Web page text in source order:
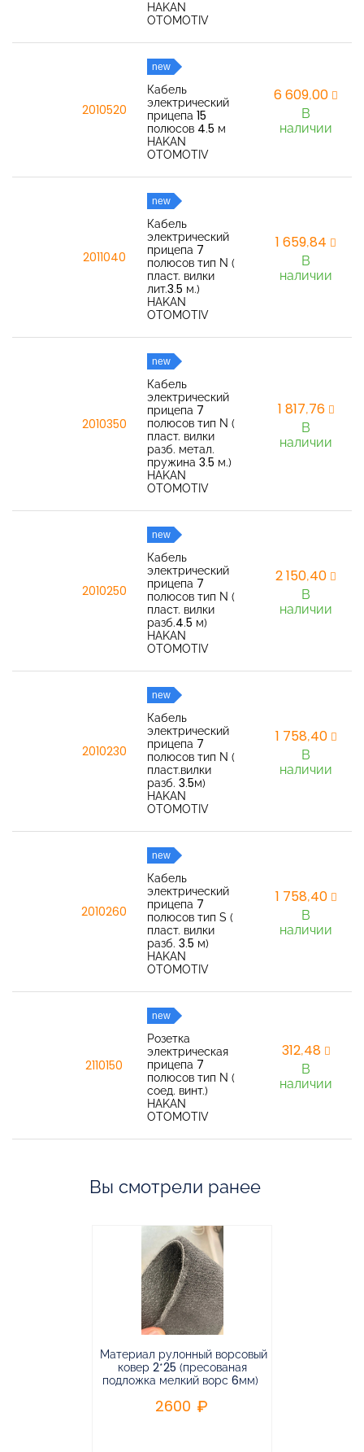
HAKAN
OTOMOTIV
2010520
new
Кабель
электрический
прицепа 15
полюсов 4.5 м
HAKAN
OTOMOTIV
6 609,00
В
наличии
2011040
new
Кабель
электрический
прицепа 7
полюсов тип N (
пласт. вилки
лит.3.5 м.)
HAKAN
OTOMOTIV
1 659,84
В
наличии
2010350
new
Кабель
электрический
прицепа 7
полюсов тип N (
пласт. вилки
разб. метал.
пружина 3.5 м.)
HAKAN
OTOMOTIV
1 817,76
В
наличии
2010250
new
Кабель
электрический
прицепа 7
полюсов тип N (
пласт. вилки
разб.4.5 м)
HAKAN
OTOMOTIV
2 150,40
В
наличии
2010230
new
Кабель
электрический
прицепа 7
полюсов тип N (
пласт.вилки
разб. 3.5м)
HAKAN
OTOMOTIV
1 758,40
В
наличии
2010260
new
Кабель
электрический
прицепа 7
полюсов тип S (
пласт. вилки
разб. 3.5 м)
HAKAN
OTOMOTIV
1 758,40
В
наличии
2110150
new
Розетка
электрическая
прицепа 7
полюсов тип N (
соед. винт.)
HAKAN
OTOMOTIV
312,48
В
наличии
Вы смотрели ранее
Материал рулонный ворсовый
ковер 2*25 (пресованая
подложка мелкий ворс 6мм)
2600